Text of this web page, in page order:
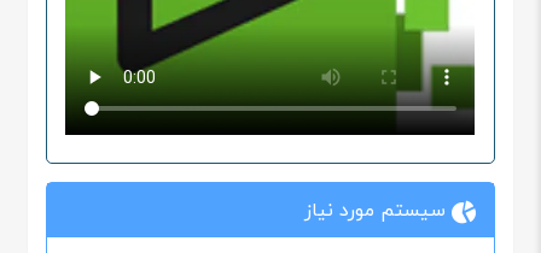
سیستم مورد نیاز